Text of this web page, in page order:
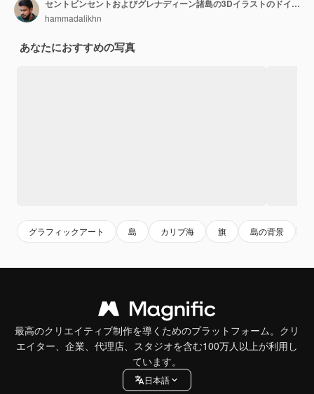
セントビンセントおよびグレナディーン諸島の3Dイラストのドイツの地図
hammadalikhn
あなたにおすすめの写真
グラフィックアート 島 カリブ海 旗 島の背景
最高のクリエイティブ制作を導くためのプラットフォーム。クリ
エイター、企業、代理店、スタジオを含む100万人以上が利用し
ています。
日本語